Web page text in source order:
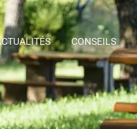
CONSEILS